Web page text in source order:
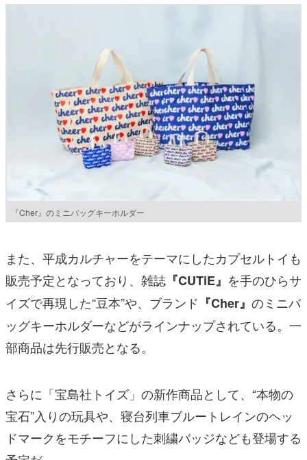
『Cher』のミニバッグキーホルダー
また、平成カルチャーをテーマにしたカプセルトイも
販売予定となっており、雑誌 『CUTiE』 を手のひらサ
イズで再現した“豆本”や、ブランド 『Cher』 のミニバ
ッグキーホルダーなどがラインナップされている。一
部商品は先行販売となる。
さらに「宝島社トイズ」の新作商品として、“本物の
宝石”入りの玩具や、寝台列車ブルートレインのヘッ
ドマークをモチーフにした刺繍バッジなども登場する